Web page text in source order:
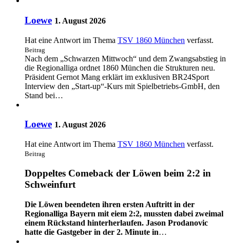
Loewe 1. August 2026
Hat eine Antwort im Thema TSV 1860 München verfasst.
Beitrag
Nach dem „Schwarzen Mittwoch“ und dem Zwangsabstieg in
die Regionalliga ordnet 1860 München die Strukturen neu.
Präsident Gernot Mang erklärt im exklusiven BR24Sport
Interview den „Start-up“-Kurs mit Spielbetriebs-GmbH, den
Stand bei…
Loewe 1. August 2026
Hat eine Antwort im Thema TSV 1860 München verfasst.
Beitrag
Doppeltes Comeback der Löwen beim 2:2 in
Schweinfurt
Die Löwen beendeten ihren ersten Auftritt in der
Regionalliga Bayern mit eiem 2:2, mussten dabei zweimal
einem Rückstand hinterherlaufen. Jason Prodanovic
hatte die Gastgeber in der 2. Minute in…